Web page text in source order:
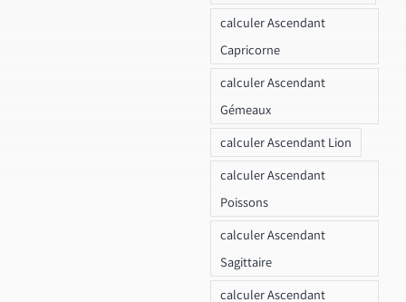
calculer Ascendant
Capricorne
calculer Ascendant
Gémeaux
calculer Ascendant Lion
calculer Ascendant
Poissons
calculer Ascendant
Sagittaire
calculer Ascendant